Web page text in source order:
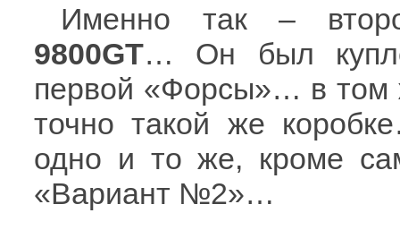
Именно так –
9800GT… Он был
первой «Форсы»… в том
точно такой же
одно и то же, кроме
«Вариант №2»…